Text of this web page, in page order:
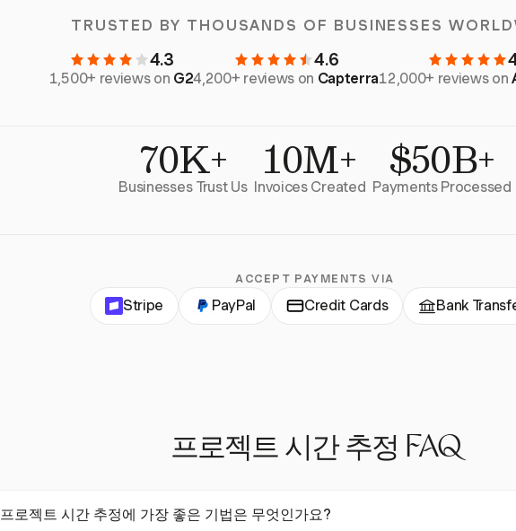
TRUSTED BY THOUSANDS OF BUSINESSES
4.3
1,500+ reviews on G2
4.6
4,200+ reviews on Capterra12,000+ reviews on
70K+
Businesses Trust Us 10M+
Invoices Created $50B+
Payments Processed
ACCEPT PAYMENTS VIA
Stripe PayPal Credit Cards Bank
프로젝트 시간 추정 FAQ
프로젝트 시간 추정에 가장 좋은 기법은 무엇인가요?